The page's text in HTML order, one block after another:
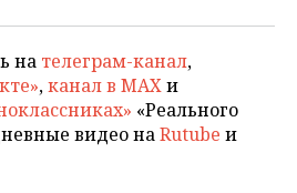
на телеграм-канал,
,канал в MAXи
«Реального
видео наRutube и